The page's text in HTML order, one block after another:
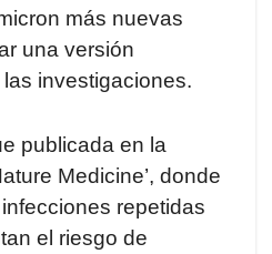
más nuevas
una versión
investigaciones.
publicada en la
Medicine’, donde
repetidas
el riesgo de